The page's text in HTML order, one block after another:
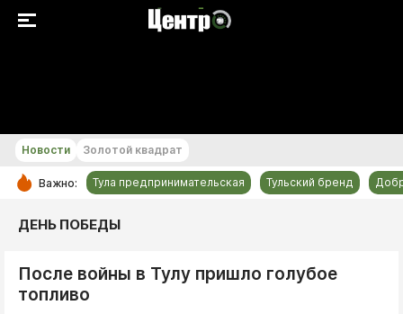
РУБРИКИ
Культура
Новости Золотой квадрат
Важно: Тула предпринимательская Тульский бренд
ДЕНЬ ПОБЕДЫ
После войны в Тулу пришло голубое
топливо